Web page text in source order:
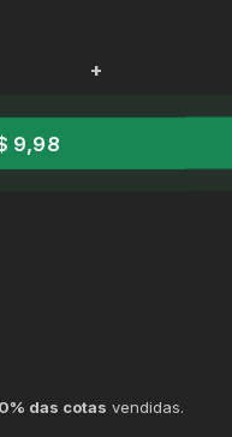
+
9,98
das cotas vendidas.